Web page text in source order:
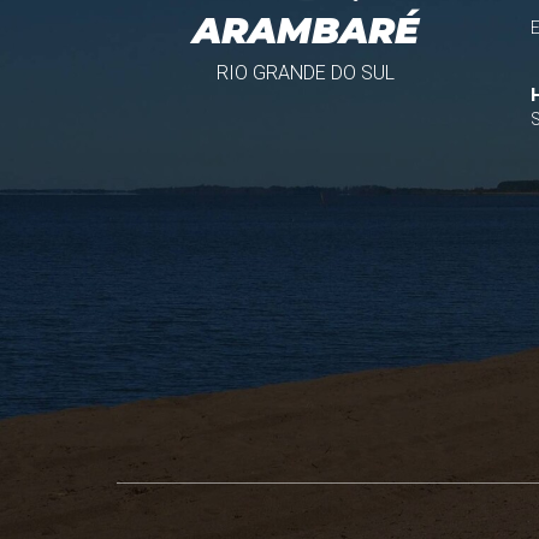
ARAMBARÉ
RIO GRANDE DO SUL